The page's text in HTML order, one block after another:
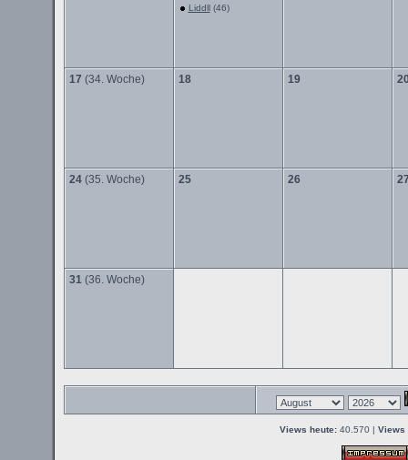
Liddll(46)
17 (34. Woche) 18 19
24(35. Woche) 25 26
31(36. Woche)
Views heute: 40.570 | Views